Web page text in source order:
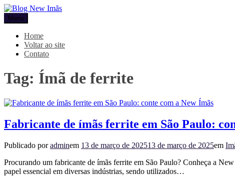
Pular
para
o
conteúdo
Blog New Imãs
Menu
Home
Voltar ao site
Contato
Tag: Ímã de ferrite
Fabricante de ímãs ferrite em São Paulo:
Publicado poradminem 13 de março de 202513 de março de 2025em
Procurando um fabricante de ímãs ferrite em São Paulo? Conheça a
papel essencial em diversas indústrias, sendo utilizados…